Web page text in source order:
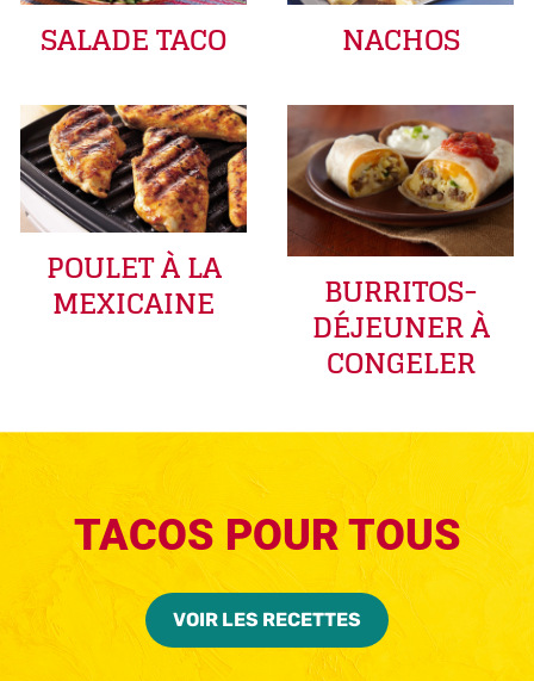
SALADE TACO NACHOS
POULET À LA
MEXICAINE BURRITOS-
DÉJEUNER À
CONGELER
TACOS POUR TOUS
VOIR LES RECETTES